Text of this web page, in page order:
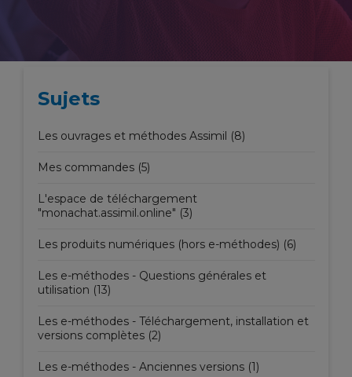
Sujets
Les ouvrages et méthodes Assimil (8)
Mes commandes (5)
L'espace de téléchargement
"monachat.assimil.online" (3)
Les produits numériques (hors e-méthodes) (6)
Les e-méthodes - Questions générales et
utilisation (13)
Les e-méthodes - Téléchargement, installation et
versions complètes (2)
Les e-méthodes - Anciennes versions (1)